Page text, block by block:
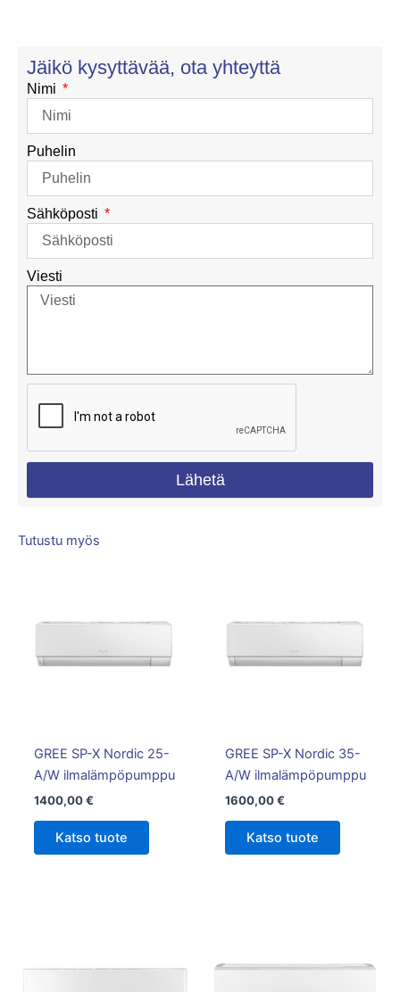
Jäikö kysyttävää, ota yhteyttä
Nimi
Puhelin
Sähköposti
Viesti
Lähetä
Tutustu myös
GREE SP-X Nordic 25-
A/W ilmalämpöpumppu
1400,00€
Katso tuote
GREE SP-X Nordic 35-
A/W ilmalämpöpumppu
1600,00€
Katso tuote